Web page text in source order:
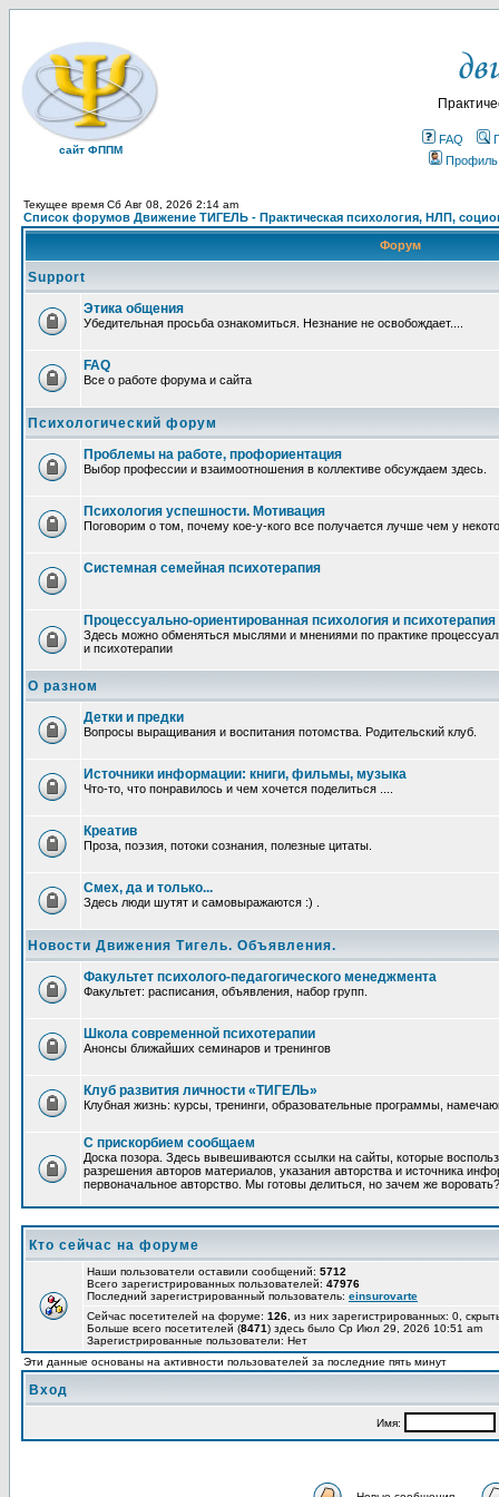
сайт ФППМ
FAQ
Профиль
Текущее время Сб Авг 08, 2026 2:14 am
Список форумов Движение ТИГЕЛЬ - Практическая психология, НЛП,
Форум
Support
Этика общения
Убедительная просьба ознакомиться. Незнание не освобождает....
FAQ
Все о работе форума и сайта
Психологический форум
Проблемы на работе, профориентация
Выбор профессии и взаимоотношения в коллективе обсуждаем здесь.
Психология успешности. Мотивация
Поговорим о том, почему кое-у-кого все получается лучше чем у
Системная семейная психотерапия
Процессуально-ориентированная психология и психотерапия
Здесь можно обменяться мыслями и мнениями по практике
и психотерапии
О разном
Детки и предки
Вопросы выращивания и воспитания потомства. Родительский клуб.
Источники информации: книги, фильмы, музыка
Что-то, что понравилось и чем хочется поделиться ....
Креатив
Проза, поэзия, потоки сознания, полезные цитаты.
Смех, да и только...
Здесь люди шутят и самовыражаются :) .
Новости Движения Тигель. Объявления.
Факультет психолого-педагогического менеджмента
Факультет: расписания, объявления, набор групп.
Школа современной психотерапии
Анонсы ближайших семинаров и тренингов
Клуб развития личности «ТИГЕЛЬ»
Клубная жизнь: курсы, тренинги, образовательные программы,
С прискорбием сообщаем
Доска позора. Здесь вывешиваются ссылки на сайты, которые
разрешения авторов материалов, указания авторства и источника
первоначальное авторство. Мы готовы делиться, но зачем же воровать?
Кто сейчас на форуме
Наши пользователи оставили сообщений: 5712
Всего зарегистрированных пользователей: 47976
Последний зарегистрированный пользователь: einsurovarte
Сейчас посетителей на форуме: 126 , из них зарегистрированных: 0,
Больше всего посетителей (8471) здесь было Ср Июл 29, 2026 10:51 am
Зарегистрированные пользователи: Нет
Эти данные основаны на активности пользователей за последние пять минут
Вход
Имя: